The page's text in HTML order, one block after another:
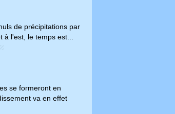
de précipitations par
l'est, le temps est...
se formeront en
va en effet